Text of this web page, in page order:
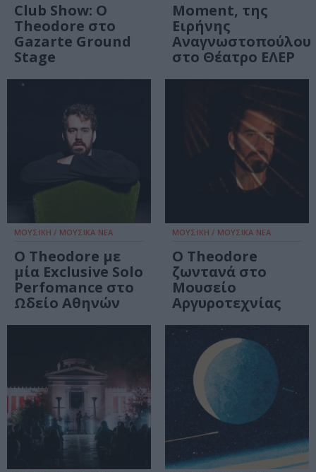
Club Show: O
Theodore στο
Gazarte Ground
Stage
Moment, της
Ειρήνης
Αναγνωστοπούλου
στο Θέατρο ΕΛΕΡ
ΜΟΥΣΙΚΗ / ΜΟΥΣΙΚΑ ΝΕΑ
Ο Theodore με
μία Exclusive Solo
Perfomance στο
Ωδείο Αθηνών
ΜΟΥΣΙΚΗ / ΜΟΥΣΙΚΑ ΝΕΑ
Ο Theodore
ζωντανά στο
Μουσείο
Αργυροτεχνίας